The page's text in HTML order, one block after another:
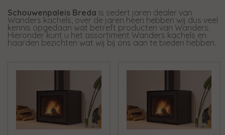
Schouwenpaleis Breda is sedert jaren dealer van
Wanders kachels, over de jaren heen hebben wij dus veel
kennis opgedaan wat betreft producten van Wanders.
Hieronder kunt u het assortiment Wanders kachels en
haarden bezichten wat wij bij ons aan te bieden hebben.